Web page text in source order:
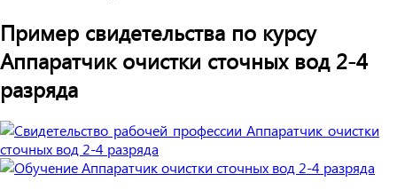
Пример свидетельства по курсу
Аппаратчик очистки сточных вод 2-4
разряда